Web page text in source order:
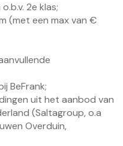
2e klas;
(met een max van €
BeFrank;
uit het aanbod van
(Saltagroup, o.a
Overduin,